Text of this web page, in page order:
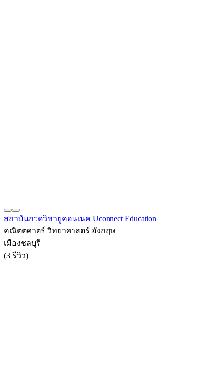
สถาบันกวดวิชายูคอนเนค Uconnect Education
คณิตตศาตร์ วิทยาศาสตร์ อังกฤษ
เมืองชลบุรี
(3 รีวิว)